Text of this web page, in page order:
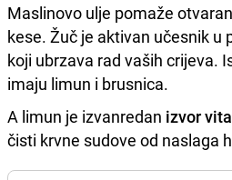
Maslinovo ulje pomaže
kese. Žuč je aktivan učesnik u
koji ubrzava rad vaših crijeva.
imaju limun i brusnica.
A limun je izvanredan izvor
čisti krvne sudove od naslaga